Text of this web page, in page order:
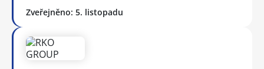
Zveřejněno: 5. listopadu